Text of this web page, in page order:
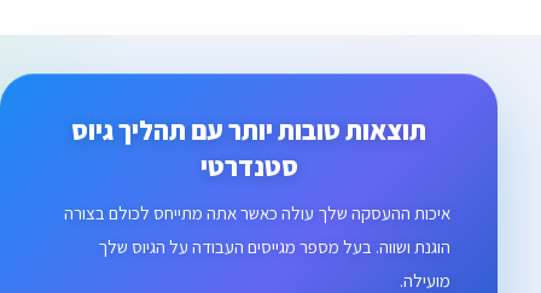
תוצאות טובות יותר עם תהליך גיוס
סטנדרטי
איכות ההעסקה שלך עולה כאשר אתה מתייחס לכולם בצורה
הוגנת ושווה. בעל מספר מגייסים העבודה על הגיוס שלך
מועילה.